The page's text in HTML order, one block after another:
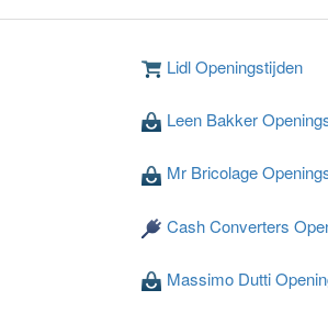
Lidl Openingstijden
Leen Bakker
Mr Bricolage
Cash Converters
Massimo Dutti